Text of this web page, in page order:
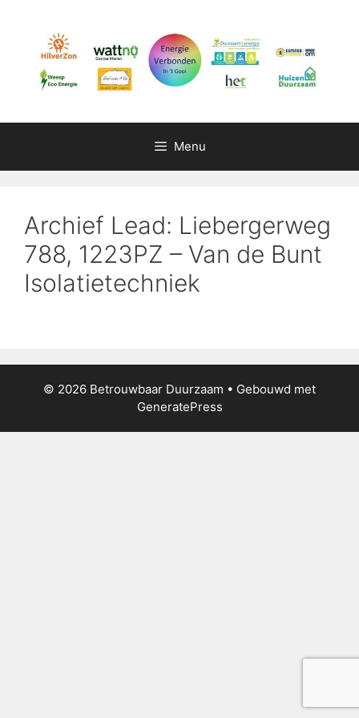
inhoud
Menu
Archief Lead: Liebergerweg
788, 1223PZ – Van de Bunt
Isolatietechniek
© 2026 Betrouwbaar Duurzaam • Gebouwd met
GeneratePress